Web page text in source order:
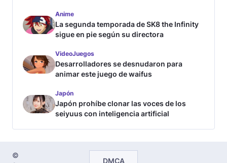
Anime
La segunda temporada de SK8 the Infinity
sigue en pie según su directora
VideoJuegos
Desarrolladores se desnudaron para
animar este juego de waifus
Japón
Japón prohíbe clonar las voces de los
seiyuus con inteligencia artificial
©
DMCA